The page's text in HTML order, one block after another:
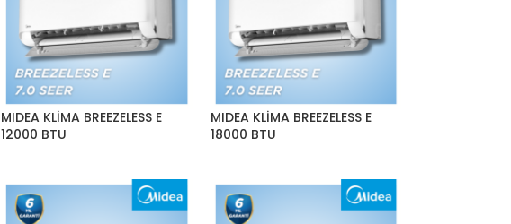
MIDEA KLİMA BREEZELESS E
12000 BTU
MIDEA KLİMA BREEZELESS E
18000 BTU